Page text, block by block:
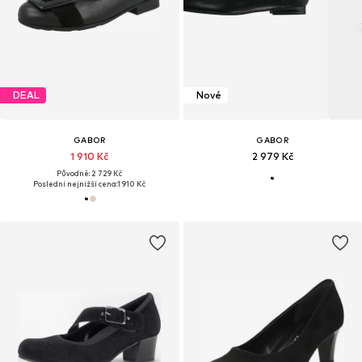
DEAL
GABOR
1 910 Kč
Původně: 2 729 Kč
Poslední nejnižší cena:1 910 Kč
Nové
GABOR
2 979 Kč